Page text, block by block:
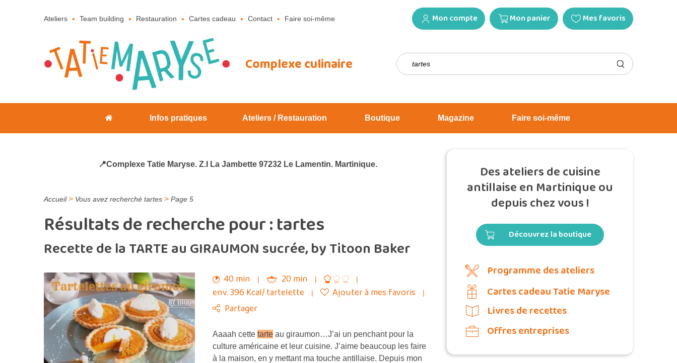
Ateliers Team building Restauration Cartes cadeau Contact Faire soi-même Mon compte Mon panier Mes favoris
Complexe culinaire Rechercher :
Infos pratiques Ateliers / Restauration Boutique Magazine Faire soi-même
📍Complexe Tatie Maryse. Z.I La Jambette 97232 Le Lamentin. Martinique.
Accueil> Vous avez recherché tartes > Page 5
Résultats de recherche pour :tartes
Recette de la TARTE au GIRAUMON sucrée, by Titoon Baker
40 min
20 min
env. 396 Kcal/ tartelette
Ajouter à mes favoris
Partager
Aaaah cette tarte au giraumon…J’ai un penchant pour la
culture américaine et leur cuisine. J’aime beaucoup les faire
à la maison, en y mettant ma touche antillaise. Depuis mon
Des ateliers de cuisine
antillaise en Martinique ou
depuis chez vous !
Découvrez la boutique
Programme des ateliers
Cartes cadeau Tatie Maryse
Livres de recettes
Offres entreprises